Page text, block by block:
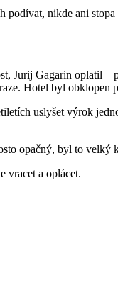
podívat, nikde ani
Jurij Gagarin oplatil –
Hotel byl
uslyšet výrok
opačný, byl to
vracet a oplácet.